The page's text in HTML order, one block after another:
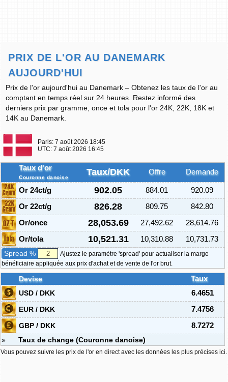
PRIX DE L'OR AU DANEMARK
AUJOURD'HUI
Prix de l'or aujourd'hui au Danemark – Obtenez les taux de l'or au
comptant en temps réel sur 24 heures. Restez informé des
derniers prix par gramme, once et tola pour l'or 24K, 22K, 18K et
14K au Danemark.
Paris: 7 août 2026 18:45
UTC: 7 août 2026 16:45
Taux d'or
Couronne danoise
Taux/DKK Offre Demande
Or 24ct/g 902.05 884.01
920.09
Or 22ct/g
826.28 809.75
842.80
Or/once
28,053.69 27,492.62
28,614.76
Or/tola
10,521.31 10,310.88 10,731.73
Spread %
Ajustez le paramètre 'spread' pour actualiser la marge
bénéficiaire appliquée aux prix d'achat et de vente de l'or brut.
Devise
Taux
USD / DKK
6.4651
EUR / DKK
7.4756
GBP / DKK
8.7272
»
Taux de change (Couronne danoise)
Vous pouvez suivre les prix de l'or en direct avec les données les plus précises ici.